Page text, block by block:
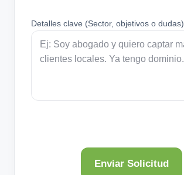
Detalles clave (Sector, objetivos o dudas)